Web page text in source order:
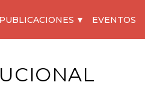
PUBLICACIONES EVENTOS